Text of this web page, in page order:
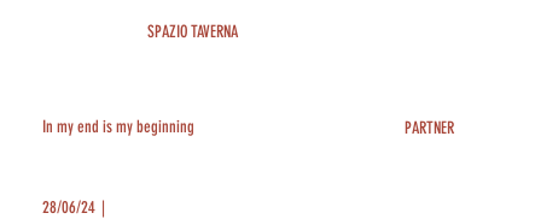
SPAZIO TAVERNA
In my end is my beginning
28/06/24 |
PARTNER